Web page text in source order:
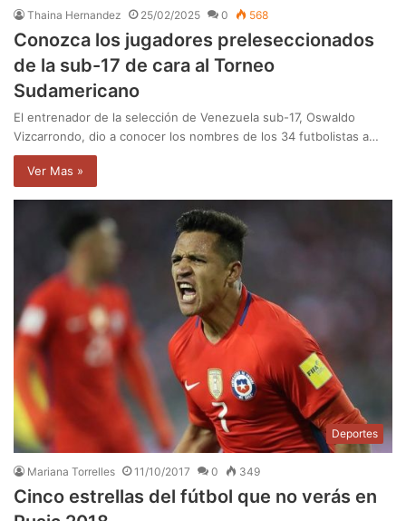
Thaina Hernandez 25/02/2025 0 568
Conozca los jugadores preleseccionados
de la sub-17 de cara al Torneo
Sudamericano
El entrenador de la selección de Venezuela sub-17, Oswaldo
Vizcarrondo, dio a conocer los nombres de los 34 futbolistas a…
Ver Mas »
Deportes
Mariana Torrelles 11/10/2017 0 349
Cinco estrellas del fútbol que no verás en